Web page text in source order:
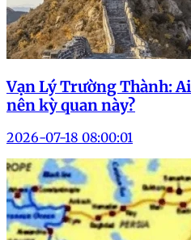
Vạn Lý Trường Thành:
nên kỳ quan này?
2026-07-18 08:00:01